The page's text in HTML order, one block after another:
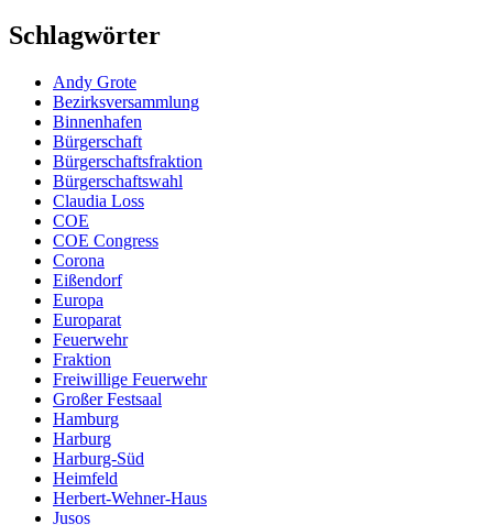
Schlagwörter
Andy Grote
Bezirksversammlung
Binnenhafen
Bürgerschaft
Bürgerschaftsfraktion
Bürgerschaftswahl
Claudia Loss
COE
COE Congress
Corona
Eißendorf
Europa
Europarat
Feuerwehr
Fraktion
Freiwillige Feuerwehr
Großer Festsaal
Hamburg
Harburg
Harburg-Süd
Heimfeld
Herbert-Wehner-Haus
Jusos